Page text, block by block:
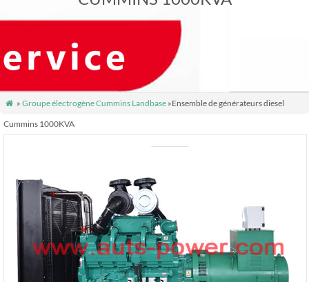
 » Groupe électrogène Cummins Landbase»Ensemble de générateurs diesel
Cummins 1000KVA